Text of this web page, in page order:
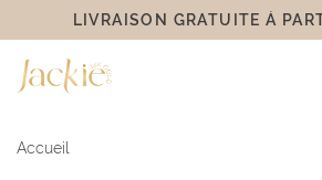
LIVRAISON GRATUITE Á
Accueil